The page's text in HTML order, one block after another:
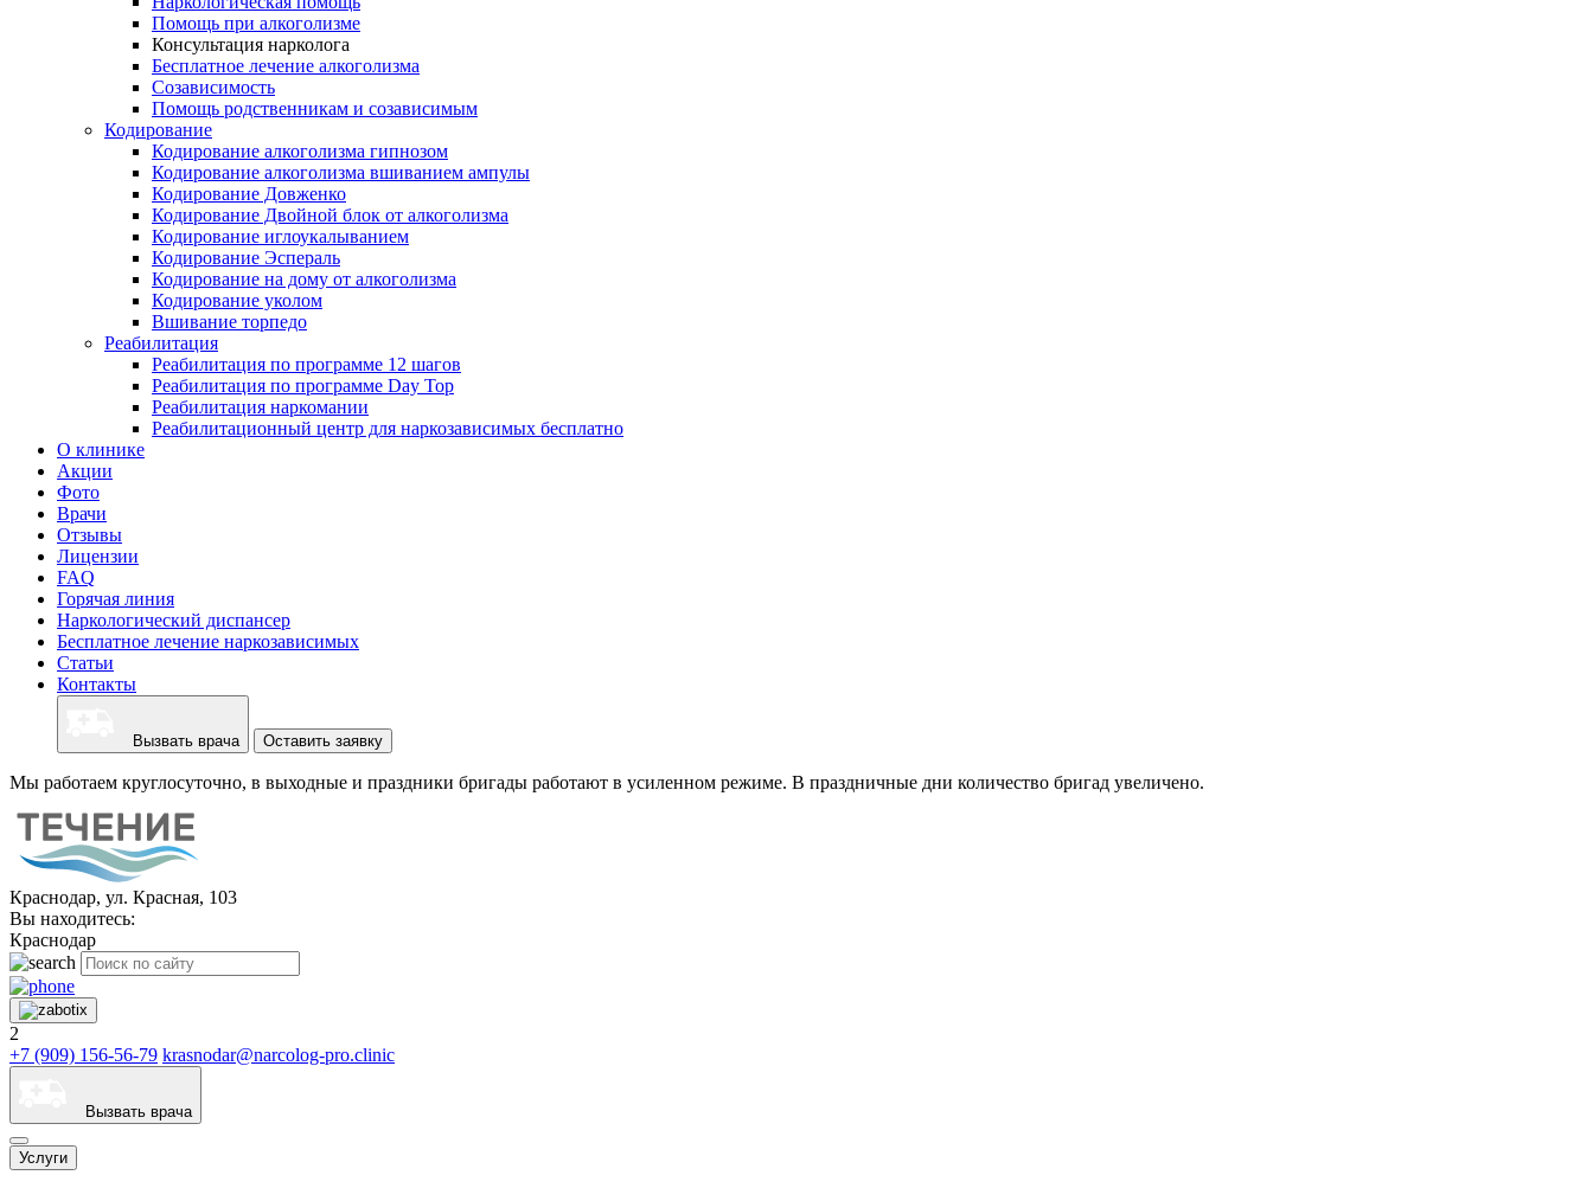
Помощь при алкоголизме
Консультация нарколога
Бесплатное лечение алкоголизма
Созависимость
Помощь родственникам и созависимым
Кодирование
Кодирование алкоголизма гипнозом
Кодирование алкоголизма вшиванием ампулы
Кодирование Довженко
Кодирование Двойной блок от алкоголизма
Кодирование иглоукалыванием
Кодирование Эспераль
Кодирование на дому от алкоголизма
Кодирование уколом
Вшивание торпедо
Реабилитация
Реабилитация по программе 12 шагов
Реабилитация по программе Day Top
Реабилитация наркомании
Реабилитационный центр для наркозависимых бесплатно
О клинике
Акции
Фото
Врачи
Отзывы
Лицензии
FAQ
Горячая линия
Наркологический диспансер
Бесплатное лечение наркозависимых
Статьи
Контакты
Вызвать врача Оставить заявку
Мы работаем круглосуточно, в выходные и праздники бригады работают в усиленном режиме. В праздничные дни количество бригад увеличено.
Краснодар, ул. Красная, 103
Вы находитесь:
Краснодар
2
+7 (909) 156-56-79 krasnodar@narcolog-pro.clinic
Вызвать врача
Услуги